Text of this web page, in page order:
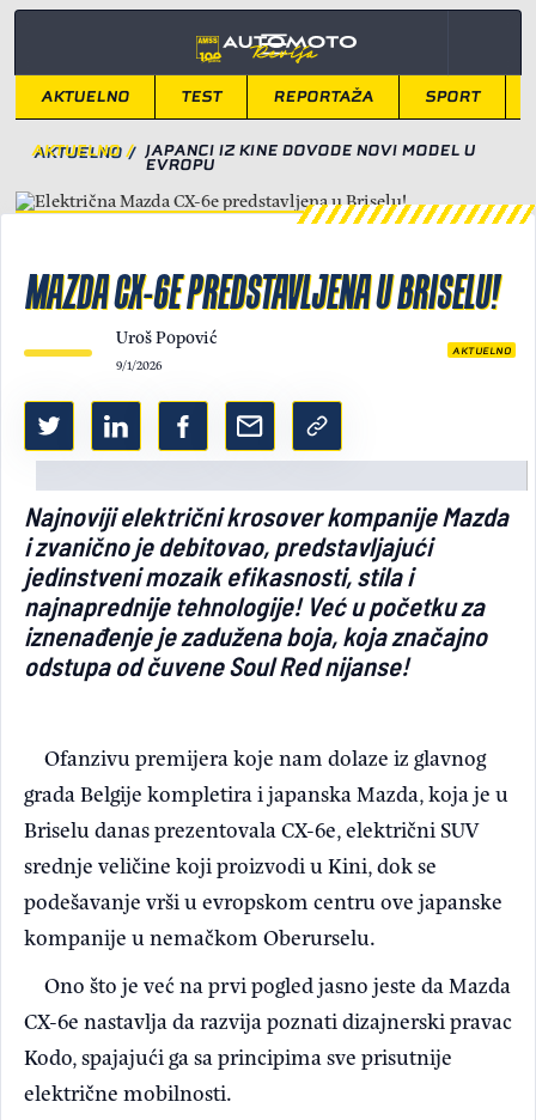
Light/Dark mode
AKTUELNO TEST REPORTAŽA SPORT
AKTUELNO / JAPANCI IZ KINE DOVODE NOVI MODEL U
EVROPU
MAZDA CX-6E PREDSTAVLJENA U BRISELU!
Uroš Popović
9/1/2026
AKTUELNO
Najnoviji električni krosover kompanije Mazda
i zvanično je debitovao, predstavljajući
jedinstveni mozaik efikasnosti, stila i
najnaprednije tehnologije! Već u početku za
iznenađenje je zadužena boja, koja značajno
odstupa od čuvene Soul Red nijanse!
Ofanzivu premijera koje nam dolaze iz glavnog
grada Belgije kompletira i japanska Mazda, koja je u
Briselu danas prezentovala CX-6e, električni SUV
srednje veličine koji proizvodi u Kini, dok se
podešavanje vrši u evropskom centru ove japanske
kompanije u nemačkom Oberurselu.
Ono što je već na prvi pogled jasno jeste da Mazda
CX-6e nastavlja da razvija poznati dizajnerski pravac
Kodo, spajajući ga sa principima sve prisutnije
električne mobilnosti.